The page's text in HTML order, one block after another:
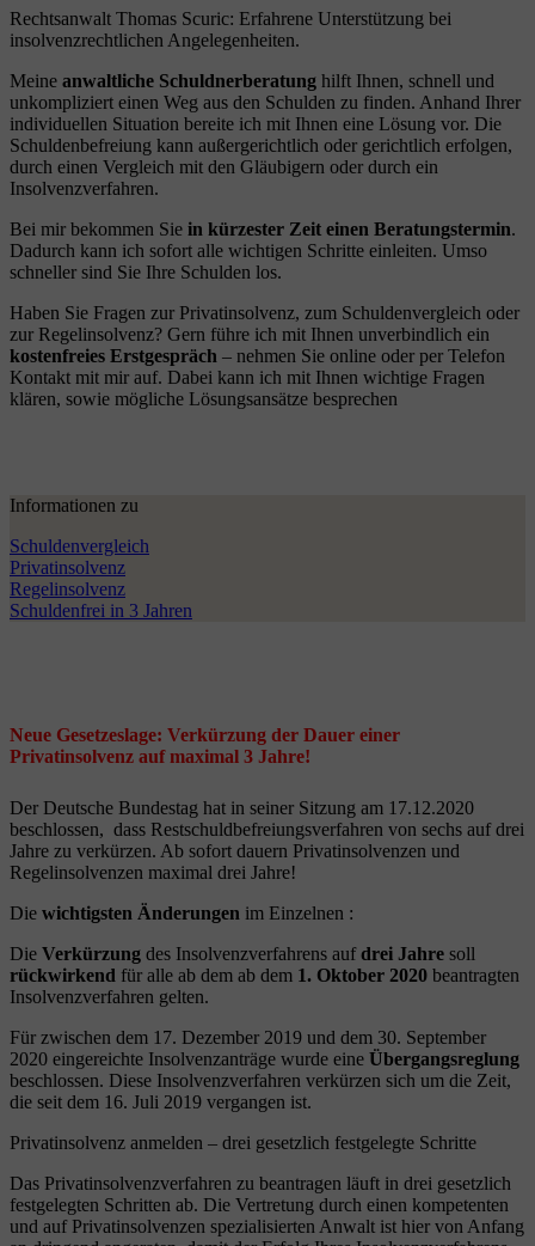
Rechtsanwalt Thomas Scuric: Erfahrene Unterstützung bei
insolvenzrechtlichen Angelegenheiten.
Meine anwaltliche Schuldnerberatung hilft Ihnen, schnell und
unkompliziert einen Weg aus den Schulden zu finden. Anhand Ihrer
individuellen Situation bereite ich mit Ihnen eine Lösung vor. Die
Schuldenbefreiung kann außergerichtlich oder gerichtlich erfolgen,
durch einen Vergleich mit den Gläubigern oder durch ein
Insolvenzverfahren.
Bei mir bekommen Sie in kürzester Zeit einen Beratungstermin.
Dadurch kann ich sofort alle wichtigen Schritte einleiten. Umso
schneller sind Sie Ihre Schulden los.
Haben Sie Fragen zur Privatinsolvenz, zum Schuldenvergleich oder
zur Regelinsolvenz? Gern führe ich mit Ihnen unverbindlich ein
kostenfreies Erstgespräch – nehmen Sie online oder per Telefon
Kontakt mit mir auf. Dabei kann ich mit Ihnen wichtige Fragen
klären, sowie mögliche Lösungsansätze besprechen
Informationen zu
Schuldenvergleich
Privatinsolvenz
Regelinsolvenz
Schuldenfrei in 3 Jahren
Neue Gesetzeslage: Verkürzung der Dauer einer
Privatinsolvenz auf maximal 3 Jahre!
Der Deutsche Bundestag hat in seiner Sitzung am 17.12.2020
beschlossen, dass Restschuldbefreiungsverfahren von sechs auf drei
Jahre zu verkürzen. Ab sofort dauern Privatinsolvenzen und
Regelinsolvenzen maximal drei Jahre!
Die wichtigsten Änderungen im Einzelnen :
Die Verkürzung des Insolvenzverfahrens aufdrei Jahre soll
rückwirkend für alle ab dem ab dem 1. Oktober 2020 beantragten
Insolvenzverfahren gelten.
Für zwischen dem 17. Dezember 2019 und dem 30. September
2020 eingereichte Insolvenzanträge wurde eine Übergangsreglung
beschlossen. Diese Insolvenzverfahren verkürzen sich um die Zeit,
die seit dem 16. Juli 2019 vergangen ist.
Privatinsolvenz anmelden – drei gesetzlich festgelegte Schritte
Das Privatinsolvenzverfahren zu beantragen läuft in drei gesetzlich
festgelegten Schritten ab. Die Vertretung durch einen kompetenten
und auf Privatinsolvenzen spezialisierten Anwalt ist hier von Anfang